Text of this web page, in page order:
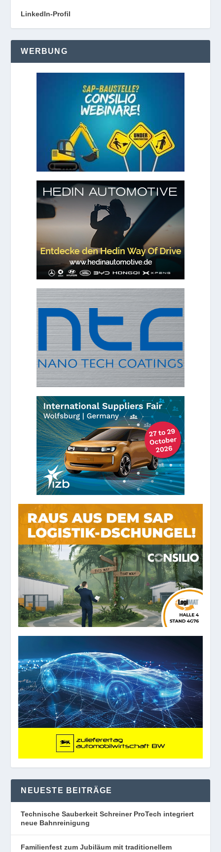
LinkedIn-Profil
WERBUNG
NEUESTE BEITRÄGE
Technische Sauberkeit Schreiner ProTech integriert
neue Bahnreinigung
Familienfest zum Jubiläum mit traditionellem